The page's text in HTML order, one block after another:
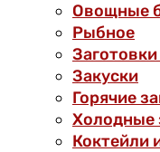
Овощные
Рыбное
Закуски
Горячие
Холодные
Коктейли